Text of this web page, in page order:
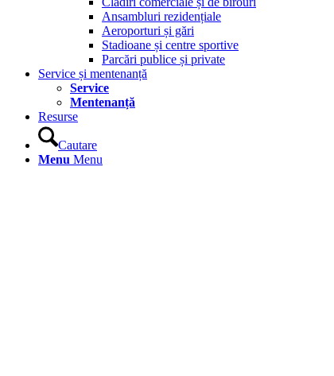
Ansambluri rezidențiale
Aeroporturi și gări
Stadioane și centre sportive
Parcări publice și private
Service și mentenanță
Service
Mentenanță
Resurse
Cautare
Menu Menu